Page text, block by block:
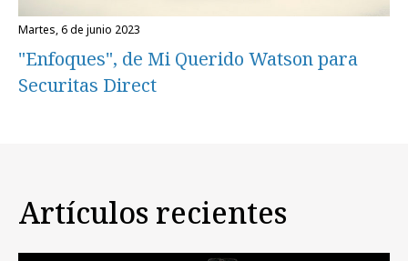
martes, 6 de junio 2023
"Enfoques", de Mi Querido Watson para
Securitas Direct
Artículos recientes